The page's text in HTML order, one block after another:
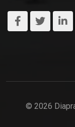
© 2026